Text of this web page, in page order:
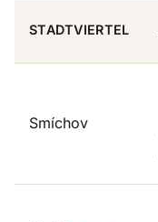
STADTVIERTEL
Smíchov